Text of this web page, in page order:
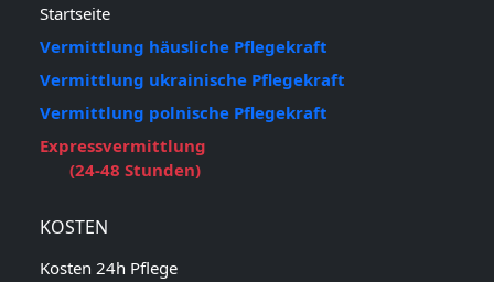
Startseite
Vermittlung häusliche Pflegekraft
Vermittlung ukrainische Pflegekraft
Vermittlung polnische Pflegekraft
Expressvermittlung
(24-48 Stunden)
KOSTEN
Kosten 24h Pflege